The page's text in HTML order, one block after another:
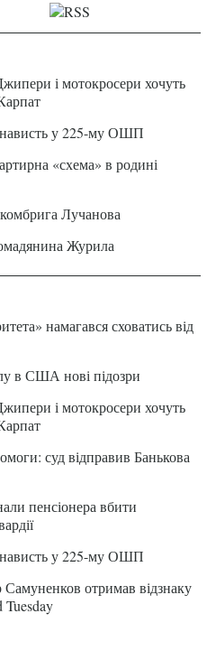
і мотокросери хочуть
у 225-му ОШП
«схема» в родині
Лучанова
Журила
намагався сховатись від
в США нові підозри
і мотокросери хочуть
суд відправив Банькова
пенсіонера вбити
у 225-му ОШП
Самуненков отримав відзнаку
Tuesday